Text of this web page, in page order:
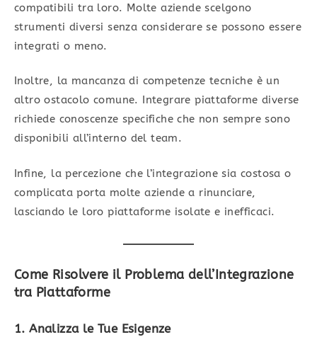
compatibili tra loro. Molte aziende scelgono
strumenti diversi senza considerare se possono essere
integrati o meno.
Inoltre, la mancanza di competenze tecniche è un
altro ostacolo comune. Integrare piattaforme diverse
richiede conoscenze specifiche che non sempre sono
disponibili all’interno del team.
Infine, la percezione che l’integrazione sia costosa o
complicata porta molte aziende a rinunciare,
lasciando le loro piattaforme isolate e inefficaci.
Come Risolvere il Problema dell’Integrazione
tra Piattaforme
1. Analizza le Tue Esigenze